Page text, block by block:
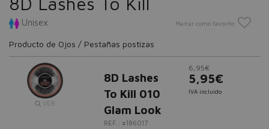
Unisex Marcar como favorito
Producto de Ojos / Pestañas postizas
VER
8D Lashes
To Kill 010
Glam Look
REF.: #186017
6,95€
5,95€
IVA incluido